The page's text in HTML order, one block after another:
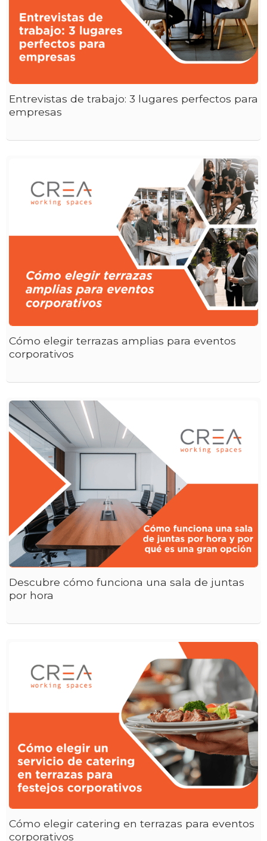
Entrevistas de trabajo: 3 lugares perfectos para
empresas
Cómo elegir terrazas amplias para eventos
corporativos
Descubre cómo funciona una sala de juntas
por hora
Cómo elegir catering en terrazas para eventos
corporativos